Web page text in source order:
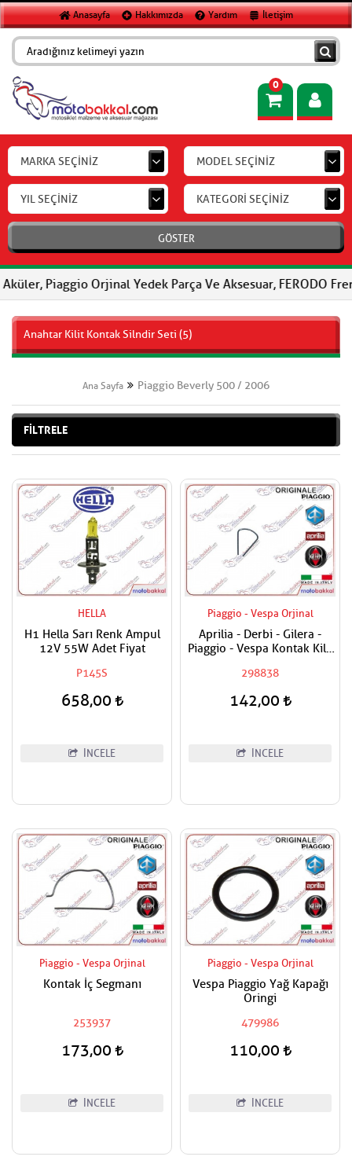
Anasayfa Hakkımızda Yardım İletişim
0
MARKA SEÇİNİZ MODEL SEÇİNİZ
YIL SEÇİNİZ KATEGORİ SEÇİNİZ
GÖSTER
Orjinal Yedek Parça Ve Aksesuar, FERODO Fren
Anahtar Kilit Kontak Silndir Seti (5)
Ana Sayfa Piaggio Beverly 500 / 2006
FİLTRELE
HELLA
H1 Hella Sarı Renk Ampul
12V 55W Adet Fiyat
P145S
658,00
İNCELE
Piaggio - Vespa Orjinal
Aprilia - Derbi - Gilera -
Piaggio - Vespa Kontak Kilit
298838
142,00
İNCELE
Piaggio - Vespa Orjinal
Kontak İç Segmanı
253937
173,00
İNCELE
Piaggio - Vespa Orjinal
Vespa Piaggio Yağ Kapağı
Oringi
479986
110,00
İNCELE